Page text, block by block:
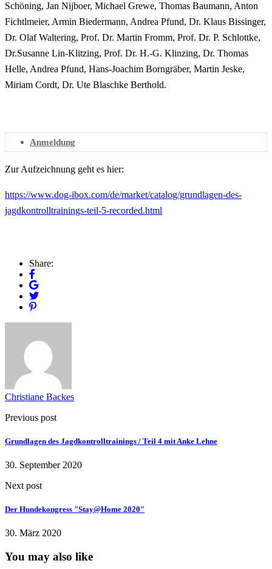
Schöning, Jan Nijboer, Michael Grewe, Thomas Baumann, Anton
Fichtlmeier, Armin Biedermann, Andrea Pfund, Dr. Klaus Bissinger,
Dr. Olaf Waltering, Prof. Dr. Martin Fromm, Prof. Dr. P. Schlottke,
Dr.Susanne Lin-Klitzing, Prof. Dr. H.-G. Klinzing, Dr. Thomas
Helle, Andrea Pfund, Hans-Joachim Borngräber, Martin Jeske,
Miriam Cordt, Dr. Ute Blaschke Berthold.
Anmeldung
Zur Aufzeichnung geht es hier:
https://www.dog-ibox.com/de/market/catalog/grundlagen-des-
jagdkontrolltrainings-teil-5-recorded.html
Share:
Christiane Backes
Previous post
Grundlagen des Jagdkontrolltrainings / Teil 4 mit Anke Lehne
30. September 2020
Next post
Der Hundekongress "Stay@Home 2020"
30. März 2020
You may also like